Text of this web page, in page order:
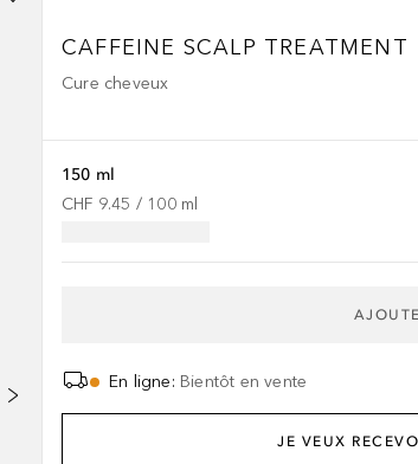
CAFFEINE SCALP TREATMENT
Cure cheveux
150 ml
CHF 9.45 / 100 ml
En ligne: Bientôt en vente
JE VEUX